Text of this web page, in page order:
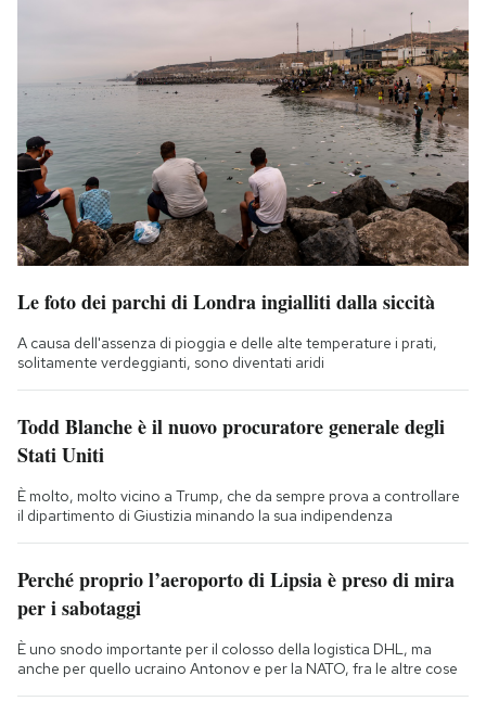
Le foto dei parchi di Londra ingialliti dalla siccità
A causa dell'assenza di pioggia e delle alte temperature i prati,
solitamente verdeggianti, sono diventati aridi
Todd Blanche è il nuovo procuratore generale degli
Stati Uniti
È molto, molto vicino a Trump, che da sempre prova a controllare
il dipartimento di Giustizia minando la sua indipendenza
Perché proprio l’aeroporto di Lipsia è preso di mira
per i sabotaggi
È uno snodo importante per il colosso della logistica DHL, ma
anche per quello ucraino Antonov e per la NATO, fra le altre cose